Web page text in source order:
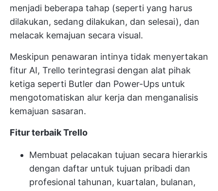
menjadi beberapa tahap (seperti yang harus
dilakukan, sedang dilakukan, dan selesai), dan
melacak kemajuan secara visual.
Meskipun penawaran intinya tidak menyertakan
fitur AI, Trello terintegrasi dengan alat pihak
ketiga seperti Butler dan Power-Ups untuk
mengotomatiskan alur kerja dan menganalisis
kemajuan sasaran.
Fitur terbaik Trello
Membuat pelacakan tujuan secara hierarkis
dengan daftar untuk tujuan pribadi dan
profesional tahunan, kuartalan, bulanan,